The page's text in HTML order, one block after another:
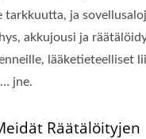
tarkkuutta, ja
akkujousi ja
lääketieteelliset
jne.
Räätälöityjen